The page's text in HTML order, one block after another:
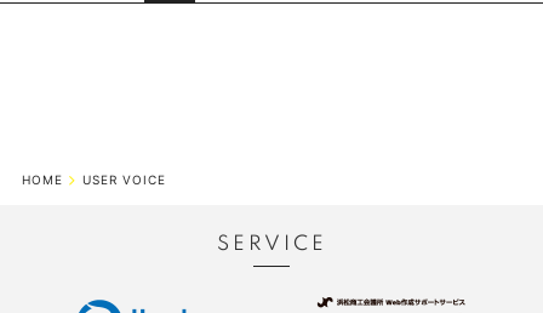
HOME USER VOICE
SERVICE